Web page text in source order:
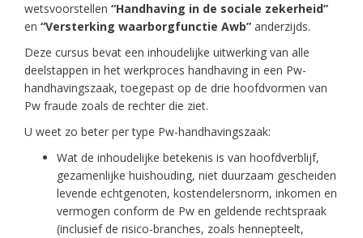
wetsvoorstellen “Handhaving in de sociale zekerheid”
en “Versterking waarborgfunctie Awb” anderzijds.
Deze cursus bevat een inhoudelijke uitwerking van alle
deelstappen in het werkproces handhaving in een Pw-
handhavingszaak, toegepast op de drie hoofdvormen van
Pw fraude zoals de rechter die ziet.
U weet zo beter per type Pw-handhavingszaak:
Wat de inhoudelijke betekenis is van hoofdverblijf,
gezamenlijke huishouding, niet duurzaam gescheiden
levende echtgenoten, kostendelersnorm, inkomen en
vermogen conform de Pw en geldende rechtspraak
(inclusief de risico-branches, zoals hennepteelt,